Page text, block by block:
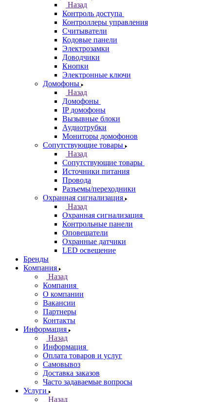
Назад
Контроль доступа
Контроллеры управления
Считыватели
Кодовые панели
Электрозамки
Доводчики
Кнопки
Электронные ключи
Домофоны
Назад
Домофоны
IP домофоны
Вызывные блоки
Аудиотрубки
Мониторы домофонов
Сопутствующие товары
Назад
Сопутствующие товары
Источники питания
Провода
Разъемы/переходники
Охранная сигнализация
Назад
Охранная сигнализация
Контрольные панели
Оповещатели
Охранные датчики
LED освещение
Бренды
Компания
Назад
Компания
О компании
Вакансии
Партнеры
Контакты
Информация
Назад
Информация
Оплата товаров и услуг
Самовывоз
Доставка заказов
Часто задаваемые вопросы
Услуги
Назад